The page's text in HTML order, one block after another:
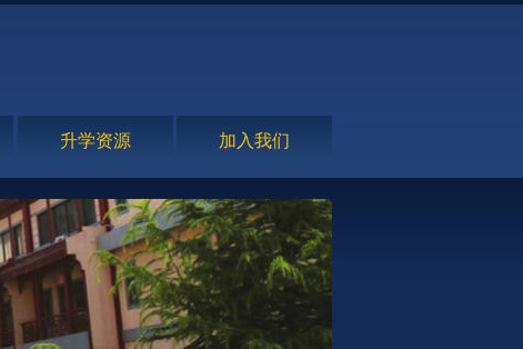
升学资源 加入我们